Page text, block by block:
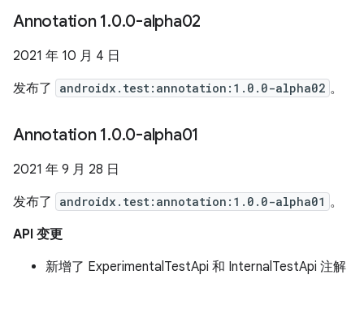
Annotation 1.0.0-alpha02
2021 年 10 月 4 日
发布了
androidx.test:annotation:1.0.0-alpha02 。
Annotation 1.0.0-alpha01
2021 年 9 月 28 日
发布了
androidx.test:annotation:1.0.0-alpha01 。
API 变更
新增了 ExperimentalTestApi 和 InternalTestApi 注解